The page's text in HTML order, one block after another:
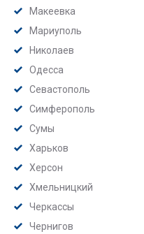
Макеевка
Мариуполь
Николаев
Одесса
Севастополь
Симферополь
Сумы
Харьков
Херсон
Хмельницкий
Черкассы
Чернигов